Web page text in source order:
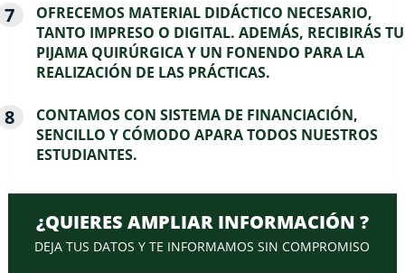
OFRECEMOS MATERIAL DIDÁCTICO NECESARIO,
TANTO IMPRESO O DIGITAL. ADEMÁS, RECIBIRÁS TU
PIJAMA QUIRÚRGICA Y UN FONENDO PARA LA
REALIZACIÓN DE LAS PRÁCTICAS.
CONTAMOS CON SISTEMA DE FINANCIACIÓN,
SENCILLO Y CÓMODO APARA TODOS NUESTROS
ESTUDIANTES.
¿QUIERES AMPLIAR INFORMACIÓN ?
DEJA TUS DATOS Y TE INFORMAMOS SIN COMPROMISO